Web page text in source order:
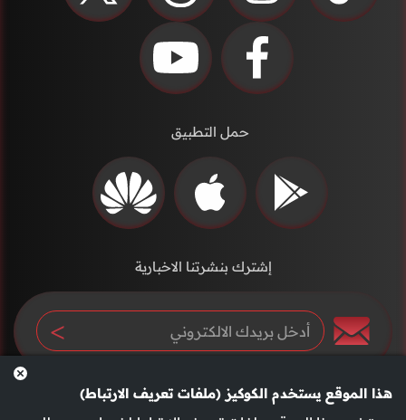
هذا الموقع يستخدم الكوكيز (ملفات تعريف الارتباط)
حمل التطبيق
إشترك بنشرتنا الاخبارية